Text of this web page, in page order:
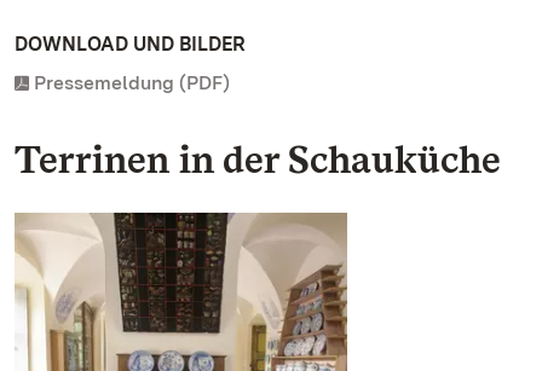
DOWNLOAD UND BILDER
Pressemeldung (PDF)
Terrinen in der Schauküche